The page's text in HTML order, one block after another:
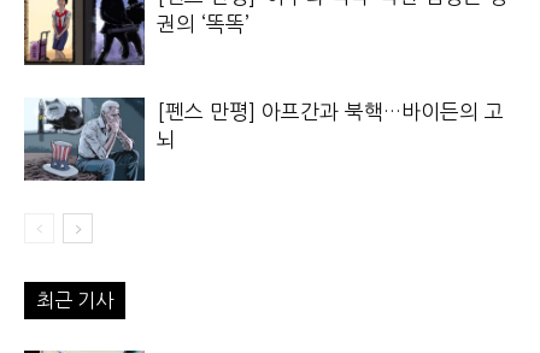
권의 ‘똑똑’
[펜스 만평] 아프간과 북핵…바이든의 고
뇌
최근 기사